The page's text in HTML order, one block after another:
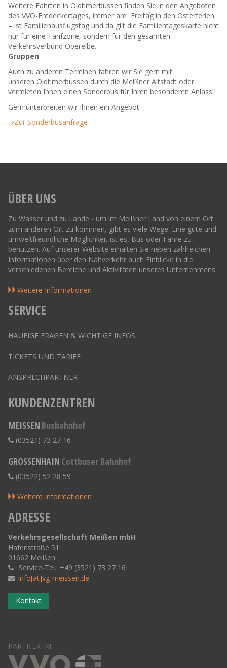
Weitere Fahrten in Oldtimerbussen finden Sie in den Angeboten
des VVO-Entdeckertages, immer am Freitag in den Osterferien
– ist Familienausflugstag und da gilt die Familientageskarte nicht
nur für eine Tarifzone, sondern für den gesamten
Verkehrsverbund Oberelbe.
Gruppen
Auch zu anderen Terminen fahren wir Sie gern mit
unseren Oldtimerbussen durch die Meißner Altstadt oder
vermieten Ihnen einen Sonderbus für Ihren besonderen Anlass!
Gern unterbreiten wir Ihnen ein Angebot
⇒Zur Sonderbusanfrage
ÜBER UNS
Zu Wasser und zu Lande - um im Meißner Land von einem Ort
zum anderen Ort zu kommen, gibt es viele Wege. Eine gute und
umweltfreundliche Möglichkeit ist es, Bus oder Fähre zu
benutzen. Auf unserer Website erhalten Sie neben zahlreichen
Informationen über den Nahverkehr auch Einblicke in die
verschiedenen Bereiche und Aktivitäten unseres Unternehmens.
Weitere Informationen
SERVICE
HÄUFIGE FRAGEN & WICHTIGE INFOS
TICKETS UND TARIFE
ANSPRECHPARTNER
KUNDENZENTREN
MEISSEN Busbahnhof
(03521) 73 27 16
GROSSENHAIN Cottbuser Bahnhof
(03522) 52 28 59
Weitere Informationen
ADRESSE
Verkehrsgesellschaft Meißen mbH
Hafenstraße 51
01662 Meißen
Service-Tel.: +49 (3521) 73 27 16
info[at]vg-meissen.de
Kontakt
PARTNER IM